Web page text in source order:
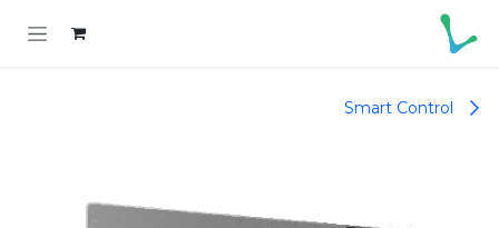
تخطي للذهاب إلى المحتوى